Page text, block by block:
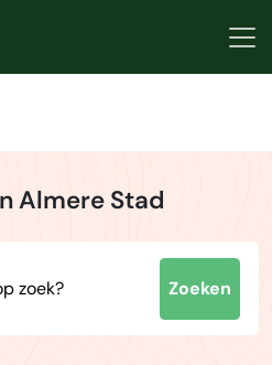
Almere Stad
Zoeken